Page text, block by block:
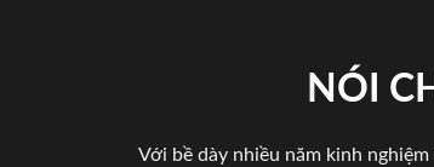
NÓI
Với bề dày nhiều năm kinh